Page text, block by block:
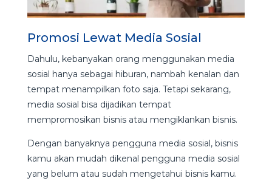
Promosi Lewat Media Sosial
Dahulu, kebanyakan orang menggunakan media
sosial hanya sebagai hiburan, nambah kenalan dan
tempat menampilkan foto saja. Tetapi sekarang,
media sosial bisa dijadikan tempat
mempromosikan bisnis atau mengiklankan bisnis.
Dengan banyaknya pengguna media sosial, bisnis
kamu akan mudah dikenal pengguna media sosial
yang belum atau sudah mengetahui bisnis kamu.